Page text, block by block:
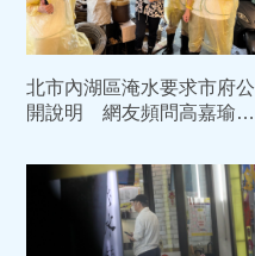
北市內湖區淹水要求市府公
開說明 網友頻問高嘉瑜高